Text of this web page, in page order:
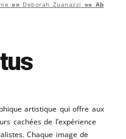
»» Deborah Zuanazzi »» Ab
artistique qui offre aux
cachées de l’expérience
Chaque image de